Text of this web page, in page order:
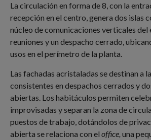
La circulación en forma de 8, con la
recepción en el centro, genera dos islas
núcleo de comunicaciones verticales del
reuniones y un despacho cerrado,
usos en el perímetro de la planta.
Las fachadas acristaladas se destinan a
consistentes en despachos cerrados y
abiertas. Los habitáculos permiten
improvisadas y separan la zona de
puestos de trabajo, dotándolos de
abierta se relaciona con el office, una